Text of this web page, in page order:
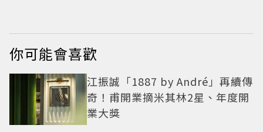
你可能會喜歡
江振誠「1887 by André」再續傳
奇！甫開業摘米其林2星、年度開
業大獎